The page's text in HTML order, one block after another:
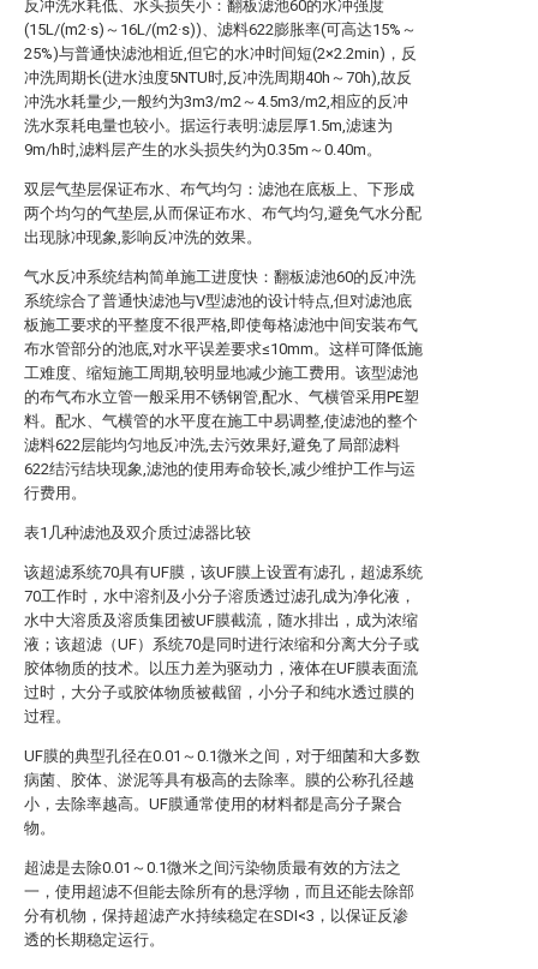
反冲洗水耗低、水头损失小：翻板滤池60的水冲强度
(15L/(m2·s)～16L/(m2·s))、滤料622膨胀率(可高达15%～
25%)与普通快滤池相近,但它的水冲时间短(2×2.2min)，反
冲洗周期长(进水浊度5NTU时,反冲洗周期40h～70h),故反
冲洗水耗量少,一般约为3m3/m2～4.5m3/m2,相应的反冲
洗水泵耗电量也较小。据运行表明:滤层厚1.5m,滤速为
9m/h时,滤料层产生的水头损失约为0.35m～0.40m。
双层气垫层保证布水、布气均匀：滤池在底板上、下形成
两个均匀的气垫层,从而保证布水、布气均匀,避免气水分配
出现脉冲现象,影响反冲洗的效果。
气水反冲系统结构简单施工进度快：翻板滤池60的反冲洗
系统综合了普通快滤池与V型滤池的设计特点,但对滤池底
板施工要求的平整度不很严格,即使每格滤池中间安装布气
布水管部分的池底,对水平误差要求≤10mm。这样可降低施
工难度、缩短施工周期,较明显地减少施工费用。该型滤池
的布气布水立管一般采用不锈钢管,配水、气横管采用PE塑
料。配水、气横管的水平度在施工中易调整,使滤池的整个
滤料622层能均匀地反冲洗,去污效果好,避免了局部滤料
622结污结块现象,滤池的使用寿命较长,减少维护工作与运
行费用。
表1几种滤池及双介质过滤器比较
该超滤系统70具有UF膜，该UF膜上设置有滤孔，超滤系统
70工作时，水中溶剂及小分子溶质透过滤孔成为净化液，
水中大溶质及溶质集团被UF膜截流，随水排出，成为浓缩
液；该超滤（UF）系统70是同时进行浓缩和分离大分子或
胶体物质的技术。以压力差为驱动力，液体在UF膜表面流
过时，大分子或胶体物质被截留，小分子和纯水透过膜的
过程。
UF膜的典型孔径在0.01～0.1微米之间，对于细菌和大多数
病菌、胶体、淤泥等具有极高的去除率。膜的公称孔径越
小，去除率越高。UF膜通常使用的材料都是高分子聚合
物。
超滤是去除0.01～0.1微米之间污染物质最有效的方法之
一，使用超滤不但能去除所有的悬浮物，而且还能去除部
分有机物，保持超滤产水持续稳定在SDI<3，以保证反渗
透的长期稳定运行。